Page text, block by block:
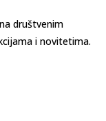
društvenim
i novitetima.